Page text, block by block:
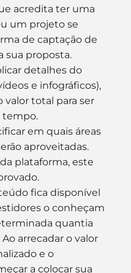
acredita ter uma
um projeto se
de captação de
sua proposta.
detalhes do
e infográficos),
valor total para ser
tempo.
em quais áreas
aproveitadas.
plataforma, este
fica disponível
o conheçam
quantia
arrecadar o valor
e o
a colocar sua